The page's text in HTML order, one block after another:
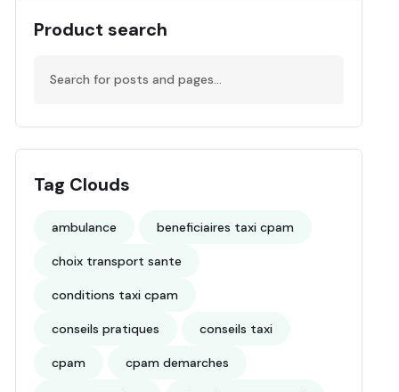
Product search
Tag Clouds
ambulance beneficiaires taxi cpam
choix transport sante
conditions taxi cpam
conseils pratiques conseils taxi
cpam cpam demarches